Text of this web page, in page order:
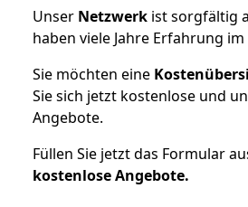
Unser Netzwerk ist sorgfältig
haben viele Jahre Erfahrung
Sie möchten eine
Sie sich jetzt kostenlose und
Angebote.
Füllen Sie jetzt das Formular
kostenloseAngebote.